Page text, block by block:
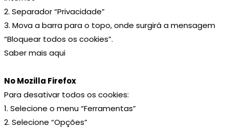
2. Separador “Privacidade”
3. Mova a barra para o topo, onde surgirá a mensagem
“Bloquear todos os cookies”.
Saber mais aqui
No Mozilla Firefox
Para desativar todos os cookies:
1. Selecione o menu “Ferramentas”
2. Selecione “Opções”